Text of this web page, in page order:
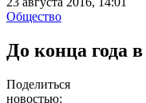
Общество
До конца года
Поделиться
новостью: